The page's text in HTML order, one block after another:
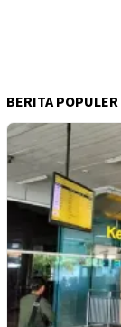
BERITA POPULER